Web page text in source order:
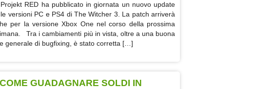
RED ha pubblicato in giornata un nuovo update
versioni PC e PS4 di The Witcher 3. La patch arriverà
per la versione Xbox One nel corso della prossima
Tra i cambiamenti più in vista, oltre a una buona
generale di bugfixing, è stato corretta […]
GUADAGNARE SOLDI IN